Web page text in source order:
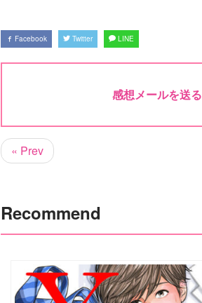
Facebook Twitter LINE
感想メールを送る
« Prev
Recommend